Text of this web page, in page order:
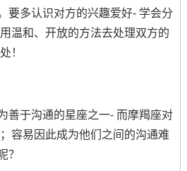
要多认识对方的兴趣爱好- 学会分
温和、开放的方法去处理双方的
！
善于沟通的星座之一- 而摩羯座对
容易因此成为他们之间的沟通难
？